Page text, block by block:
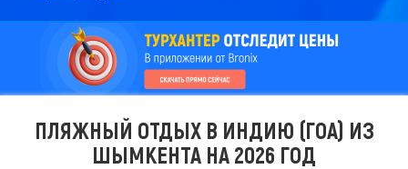
ПЛЯЖНЫЙ ОТДЫХ В ИНДИЮ (ГОА) ИЗ
ШЫМКЕНТА НА 2026 ГОД